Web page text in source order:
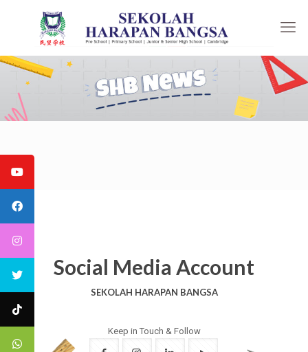
Social Media Account
SEKOLAH HARAPAN BANGSA
Keep in Touch & Follow